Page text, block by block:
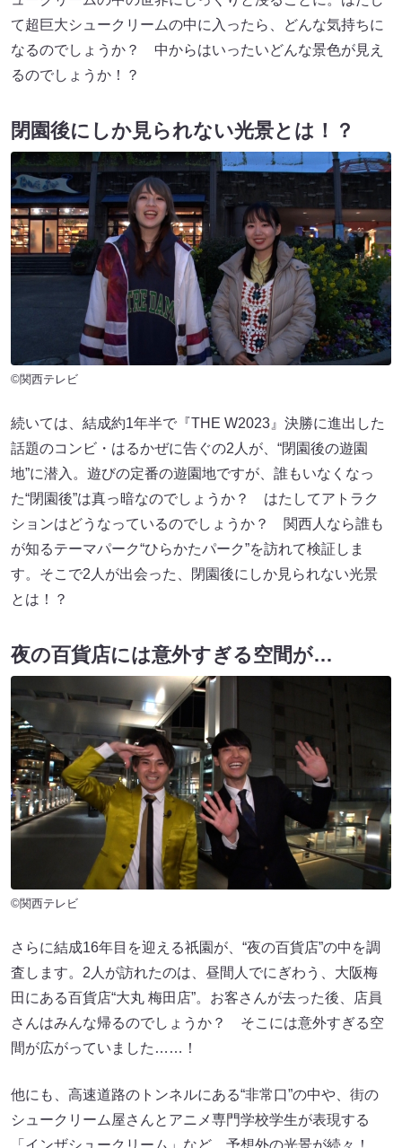
て超巨大シュークリームの中に入ったら、どんな気持ちに
なるのでしょうか？ 中からはいったいどんな景色が見え
るのでしょうか！？
閉園後にしか見られない光景とは！？
©関西テレビ
続いては、結成約1年半で『THE W2023』決勝に進出した
話題のコンビ・はるかぜに告ぐの2人が、“閉園後の遊園
地”に潜入。遊びの定番の遊園地ですが、誰もいなくなっ
た“閉園後”は真っ暗なのでしょうか？ はたしてアトラク
ションはどうなっているのでしょうか？ 関西人なら誰も
が知るテーマパーク“ひらかたパーク”を訪れて検証しま
す。そこで2人が出会った、閉園後にしか見られない光景
とは！？
夜の百貨店には意外すぎる空間が…
©関西テレビ
さらに結成16年目を迎える祇󠄀園が、“夜の百貨店”の中を調
査します。2人が訪れたのは、昼間人でにぎわう、大阪梅
田にある百貨店“大丸 梅田店”。お客さんが去った後、店員
さんはみんな帰るのでしょうか？ そこには意外すぎる空
間が広がっていました……！
他にも、高速道路のトンネルにある“非常口”の中や、街の
シュークリーム屋さんとアニメ専門学校学生が表現する